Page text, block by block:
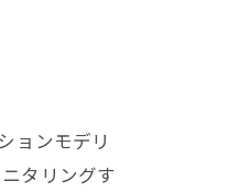
ョンモデリ
タリングす